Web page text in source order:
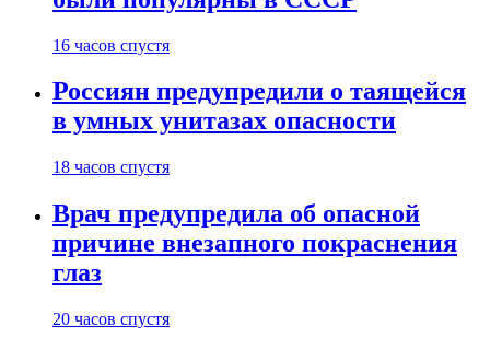
16 часов спустя
Россиян предупредили о таящейся
в умных унитазах опасности
18 часов спустя
Врач предупредила об опасной
причине внезапного покраснения
глаз
20 часов спустя